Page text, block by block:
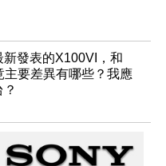
新發表的X100VI，和
主要差異有哪些？我應